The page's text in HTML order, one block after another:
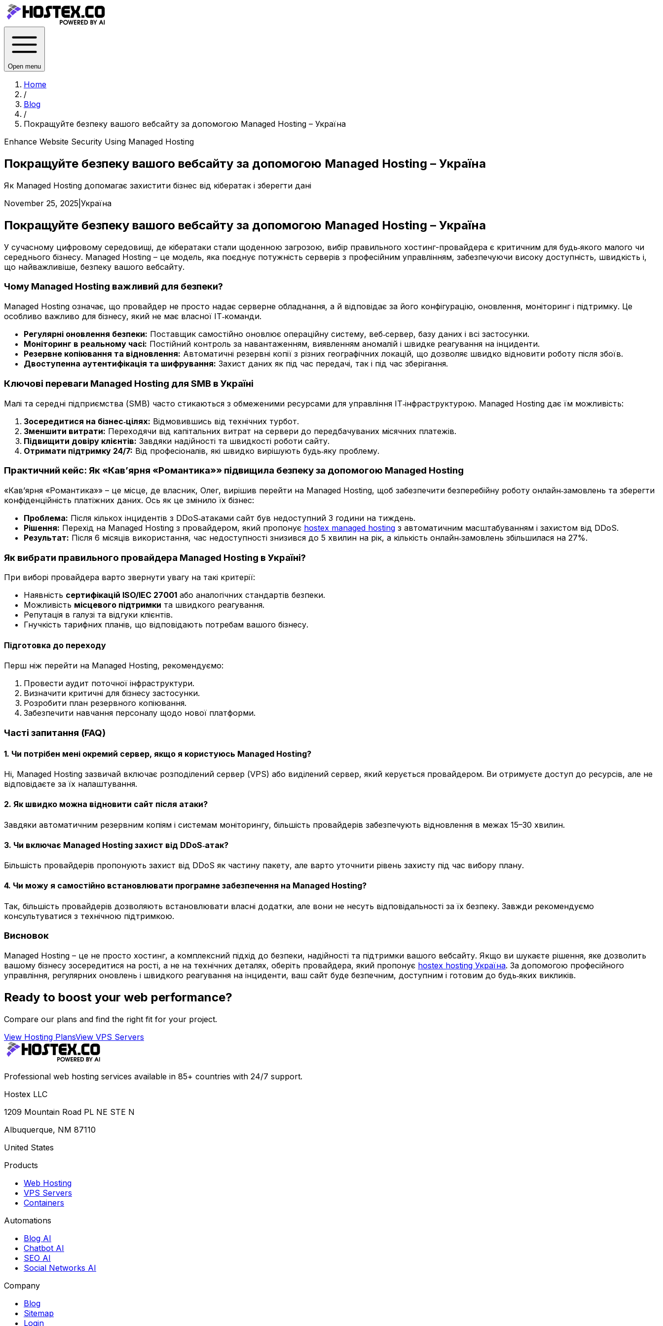
Open menu
Home
/
Blog
/
Покращуйте безпеку вашого вебсайту за допомогою Managed Hosting – Україна
Enhance Website Security Using Managed Hosting
Покращуйте безпеку вашого вебсайту за допомогою Managed Hosting – Україна
Як Managed Hosting допомагає захистити бізнес від кібератак і зберегти дані
November 25, 2025 Україна
Покращуйте безпеку вашого вебсайту за допомогою Managed Hosting – Україна
У сучасному цифровому середовищі, де кібератаки стали щоденною загрозою, вибір правильного хостинг-провайдера є критичним для будь‑якого малого чи
середнього бізнесу. Managed Hosting – це модель, яка поєднує потужність серверів з професійним управлінням, забезпечуючи високу доступність, швидкість і,
що найважливіше, безпеку вашого вебсайту.
Чому Managed Hosting важливий для безпеки?
Managed Hosting означає, що провайдер не просто надає серверне обладнання, а й відповідає за його конфігурацію, оновлення, моніторинг і підтримку. Це
особливо важливо для бізнесу, який не має власної ІТ‑команди.
Регулярні оновлення безпеки: Поставщик самостійно оновлює операційну систему, веб‑сервер, базу даних і всі застосунки.
Моніторинг в реальному часі: Постійний контроль за навантаженням, виявленням аномалій і швидке реагування на інциденти.
Резервне копіювання та відновлення: Автоматичні резервні копії з різних географічних локацій, що дозволяє швидко відновити роботу після збоїв.
Двоступенна аутентифікація та шифрування: Захист даних як під час передачі, так і під час зберігання.
Ключові переваги Managed Hosting для SMB в Україні
Малі та середні підприємства (SMB) часто стикаються з обмеженими ресурсами для управління ІТ‑інфраструктурою. Managed Hosting дає їм можливість:
Зосередитися на бізнес‑цілях: Відмовившись від технічних турбот.
Зменшити витрати: Переходячи від капітальних витрат на сервери до передбачуваних місячних платежів.
Підвищити довіру клієнтів: Завдяки надійності та швидкості роботи сайту.
Отримати підтримку 24/7: Від професіоналів, які швидко вирішують будь‑яку проблему.
Практичний кейс: Як «Кав’ярня «Романтика»» підвищила безпеку за допомогою Managed Hosting
«Кав’ярня «Романтика»» – це місце, де власник, Олег, вирішив перейти на Managed Hosting, щоб забезпечити безперебійну роботу онлайн‑замовлень та зберегти
конфіденційність платіжних даних. Ось як це змінило їх бізнес:
Проблема: Після кількох інцидентів з DDoS‑атаками сайт був недоступний 3 години на тиждень.
Рішення: Перехід на Managed Hosting з провайдером, який пропонує hostex managed hosting з автоматичним масштабуванням і захистом від DDoS.
Результат: Після 6 місяців використання, час недоступності знизився до 5 хвилин на рік, а кількість онлайн‑замовлень збільшилася на 27%.
Як вибрати правильного провайдера Managed Hosting в Україні?
При виборі провайдера варто звернути увагу на такі критерії:
Наявність сертифікацій ISO/IEC 27001 або аналогічних стандартів безпеки.
Можливість місцевого підтримки та швидкого реагування.
Репутація в галузі та відгуки клієнтів.
Гнучкість тарифних планів, що відповідають потребам вашого бізнесу.
Підготовка до переходу
Перш ніж перейти на Managed Hosting, рекомендуємо:
Провести аудит поточної інфраструктури.
Визначити критичні для бізнесу застосунки.
Розробити план резервного копіювання.
Забезпечити навчання персоналу щодо нової платформи.
Часті запитання (FAQ)
1. Чи потрібен мені окремий сервер, якщо я користуюсь Managed Hosting?
Ні, Managed Hosting зазвичай включає розподілений сервер (VPS) або виділений сервер, який керується провайдером. Ви отримуєте доступ до ресурсів, але не
відповідаєте за їх налаштування.
2. Як швидко можна відновити сайт після атаки?
Завдяки автоматичним резервним копіям і системам моніторингу, більшість провайдерів забезпечують відновлення в межах 15–30 хвилин.
3. Чи включає Managed Hosting захист від DDoS‑атак?
Більшість провайдерів пропонують захист від DDoS як частину пакету, але варто уточнити рівень захисту під час вибору плану.
4. Чи можу я самостійно встановлювати програмне забезпечення на Managed Hosting?
Так, більшість провайдерів дозволяють встановлювати власні додатки, але вони не несуть відповідальності за їх безпеку. Завжди рекомендуємо
консультуватися з технічною підтримкою.
Висновок
Managed Hosting – це не просто хостинг, а комплексний підхід до безпеки, надійності та підтримки вашого вебсайту. Якщо ви шукаєте рішення, яке дозволить
вашому бізнесу зосередитися на рості, а не на технічних деталях, оберіть провайдера, який пропонує hostex hosting Україна. За допомогою професійного
управління, регулярних оновлень і швидкого реагування на інциденти, ваш сайт буде безпечним, доступним і готовим до будь‑яких викликів.
Ready to boost your web performance?
Compare our plans and find the right fit for your project.
View Hosting PlansView VPS Servers
Professional web hosting services available in 85+ countries with 24/7 support.
Hostex LLC
1209 Mountain Road PL NE STE N
Albuquerque, NM 87110
United States
Products
Web Hosting
VPS Servers
Containers
Automations
Blog AI
Chatbot AI
SEO AI
Social Networks AI
Company
Blog
Sitemap
Login